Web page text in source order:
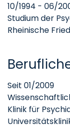
10/1994 - 06/
Studium der
Rheinische
Seit 01/2009
Klinik für